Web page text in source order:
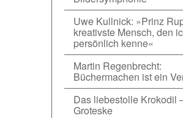
Uwe Kullnick: »Prinz
kreativste Mensch, den
persönlich kenne«
Martin Regenbrecht:
Büchermachen ist ein
Das liebestolle Krokodil
Groteske